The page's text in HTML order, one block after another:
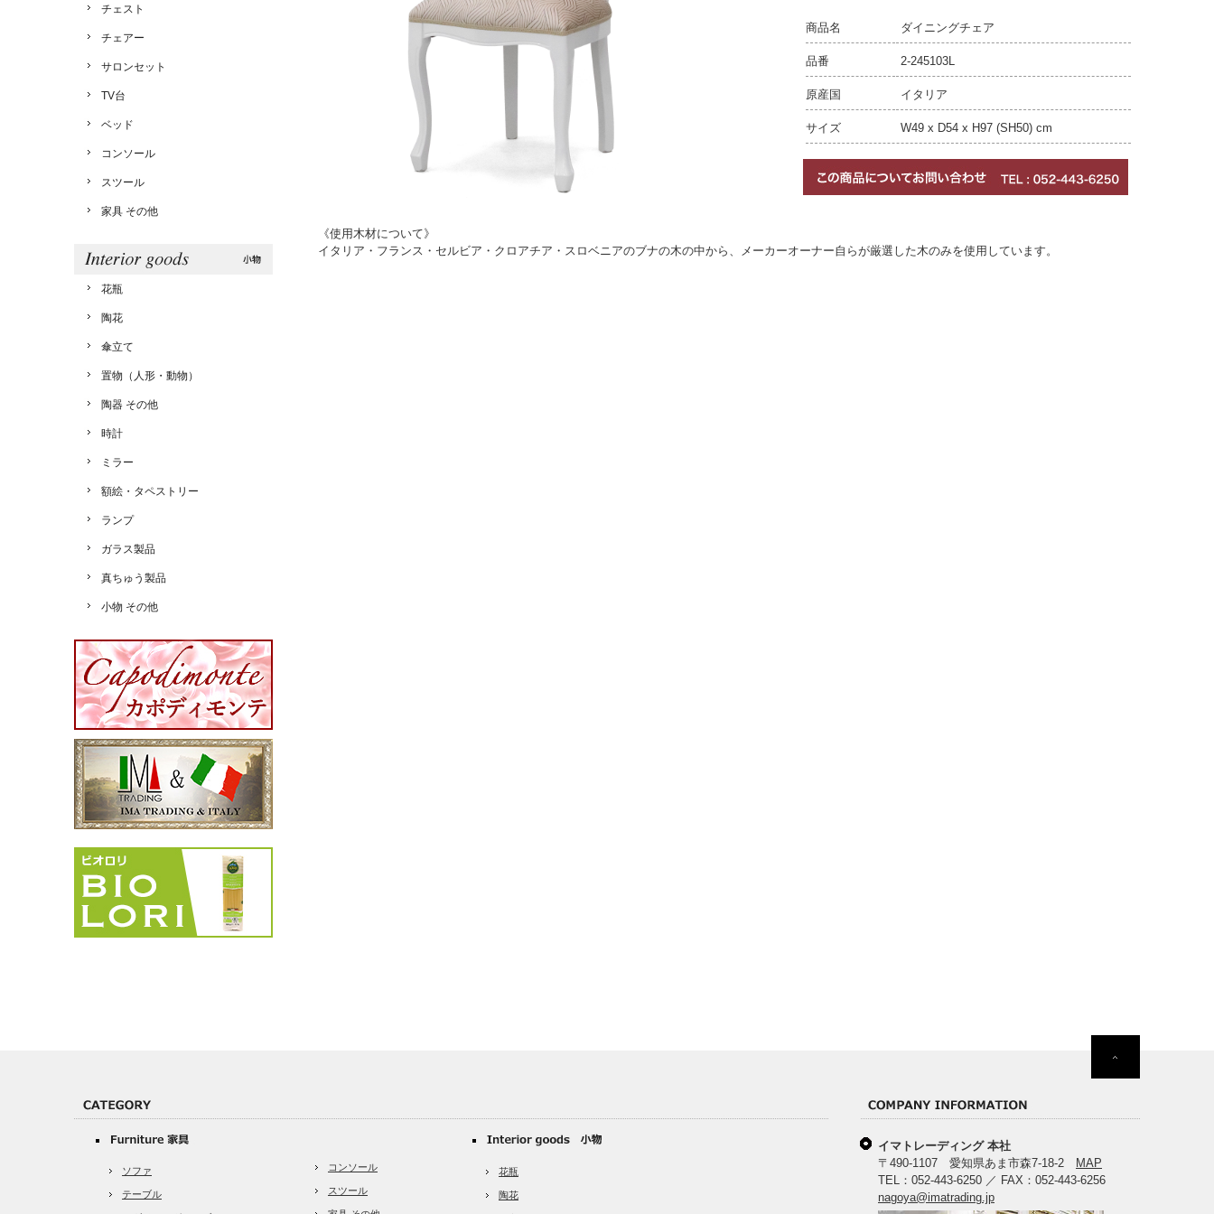
商品名 ダイニングチェア
品番 2-245103L
原産国 イタリア
サイズ W49 x D54 x H97 (SH50) cm
《使用木材について》
イタリア・フランス・セルビア・クロアチア・スロベニアのブナの木の中から、メーカーオーナー自らが厳選した木のみを使用しています。
チェスト
チェアー
サロンセット
TV台
ベッド
コンソール
スツール
家具 その他
花瓶
陶花
傘立て
置物（人形・動物）
陶器 その他
時計
ミラー
額絵・タペストリー
ランプ
ガラス製品
真ちゅう製品
小物 その他
ソファ
テーブル
コンソール
スツール
花瓶
陶花
イマトレーディング 本社
〒490-1107 愛知県あま市森7-18-2
MAP
TEL：052-443-6250 ／ FAX：052-443-6256
nagoya@imatrading.jp